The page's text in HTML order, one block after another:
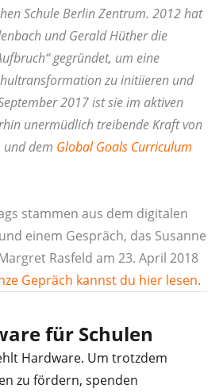
Schule Berlin Zentrum. 2012 hat
und Gerald Hüther die
gegründet, um eine
zu initiieren und
2017 ist sie im aktiven
unermüdlich treibende Kraft von
und dem Global Goals Curriculum
stammen aus dem digitalen
einem Gespräch, das Susanne
Rasfeld am 23. April 2018
Gepräch kannst du hier lesen.
für Schulen
Hardware. Um trotzdem
zu fördern, spenden